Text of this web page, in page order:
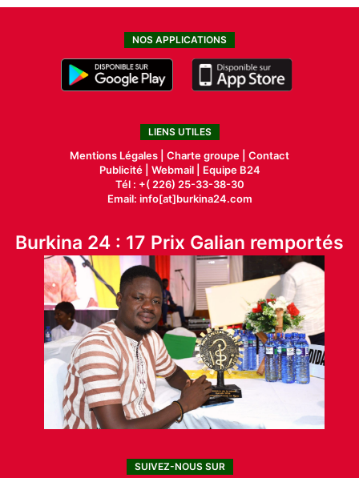
NOS APPLICATIONS
LIENS UTILES
Mentions Légales | Charte groupe | Contact
Publicité| Webmail |
Equipe B24
Tél : +( 226) 25-33-38-30
Email: info[at]burkina24.com
Burkina 24 : 17 Prix Galian remportés
SUIVEZ-NOUS SUR